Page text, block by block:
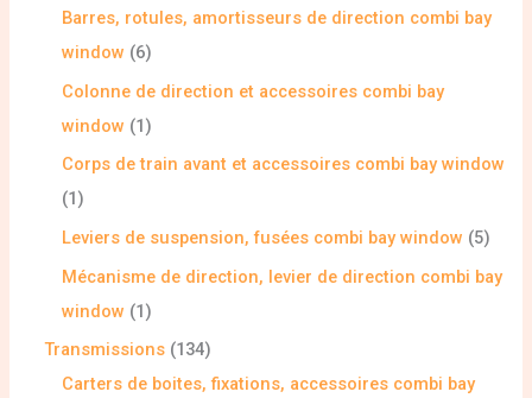
Barres, rotules, amortisseurs de direction combi bay
window
6
Colonne de direction et accessoires combi bay
window
1
Corps de train avant et accessoires combi bay window
1
Leviers de suspension, fusées combi bay window
5
Mécanisme de direction, levier de direction combi bay
window
1
Transmissions 134
Carters de boites, fixations, accessoires combi bay